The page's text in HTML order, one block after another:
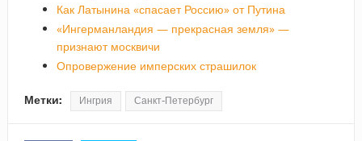
Как Латынина «спасает Россию» от Путина
«Ингерманландия — прекрасная земля» —
признают москвичи
Опровержение имперских страшилок
Метки: Ингрия Санкт-Петербург